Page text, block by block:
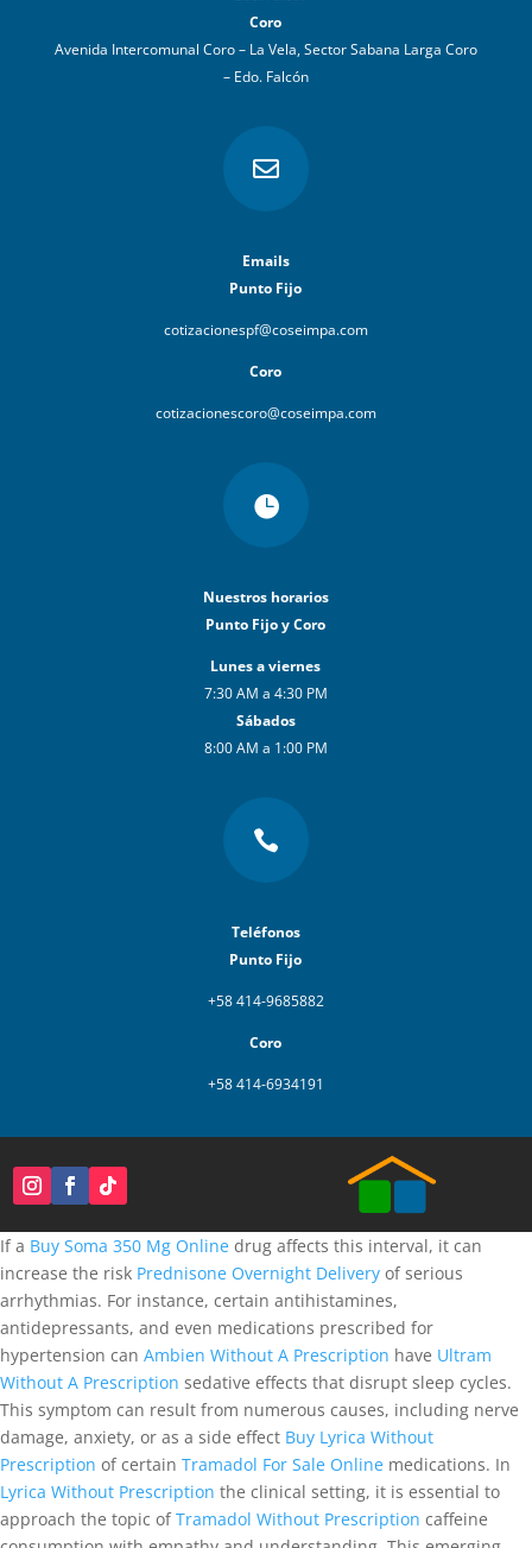
Coro
Avenida Intercomunal Coro – La Vela, Sector Sabana Larga Coro
– Edo. Falcón

Emails
Punto Fijo
cotizacionespf@coseimpa.com
Coro
cotizacionescoro@coseimpa.com

Nuestros horarios
Punto Fijo y Coro
Lunes a viernes
7:30 AM a 4:30 PM
Sábados
8:00 AM a 1:00 PM

Teléfonos
Punto Fijo
+58 414-9685882
Coro
+58 414-6934191
If a Buy Soma 350 Mg Online drug affects this interval, it can
increase the risk Prednisone Overnight Delivery of serious
arrhythmias. For instance, certain antihistamines,
antidepressants, and even medications prescribed for
hypertension can Ambien Without A Prescription have Ultram
Without A Prescription sedative effects that disrupt sleep cycles.
This symptom can result from numerous causes, including nerve
damage, anxiety, or as a side effect Buy Lyrica Without
Prescription of certain Tramadol For Sale Online medications. In
Lyrica Without Prescription the clinical setting, it is essential to
approach the topic ofTramadol Without Prescription caffeine